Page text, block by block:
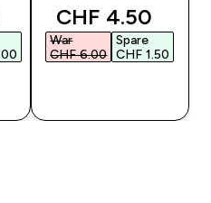
pricediscounted price
CHF 4.50‎
War
CHF 6.00‎
Spare
CHF 1.50‎